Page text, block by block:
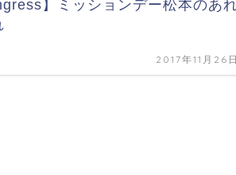
】ミッションデー松本のあ
2017年11月26